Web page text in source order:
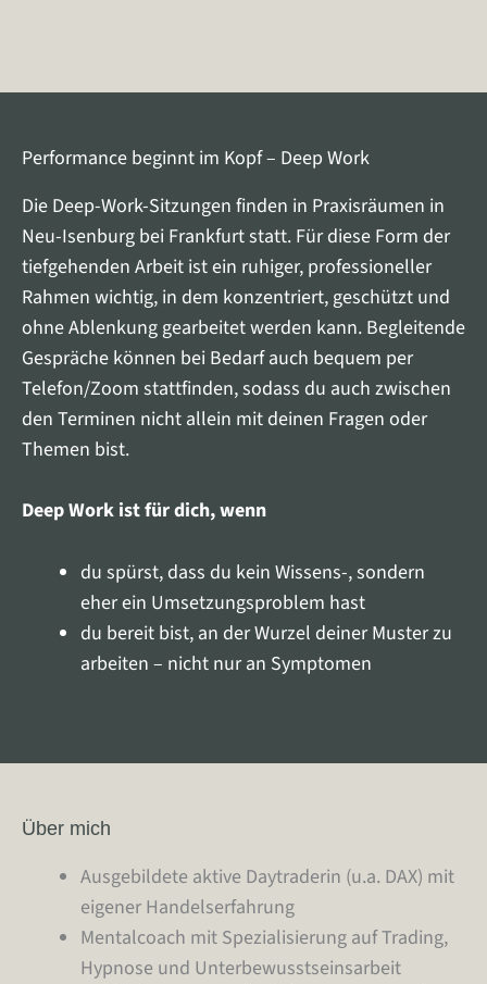
Performance beginnt im Kopf – Deep Work
Die Deep-Work-Sitzungen finden in Praxisräumen in
Neu-Isenburg bei Frankfurt statt. Für diese Form der
tiefgehenden Arbeit ist ein ruhiger, professioneller
Rahmen wichtig, in dem konzentriert, geschützt und
ohne Ablenkung gearbeitet werden kann. Begleitende
Gespräche können bei Bedarf auch bequem per
Telefon/Zoom stattfinden, sodass du auch zwischen
den Terminen nicht allein mit deinen Fragen oder
Themen bist.
Deep Work ist für dich, wenn
du spürst, dass du kein Wissens-, sondern
eher ein Umsetzungsproblem hast
du bereit bist, an der Wurzel deiner Muster zu
arbeiten – nicht nur an Symptomen
Über mich
Ausgebildete aktive Daytraderin (u.a. DAX) mit
eigener Handelserfahrung
Mentalcoach mit Spezialisierung auf Trading,
Hypnose und Unterbewusstseinsarbeit